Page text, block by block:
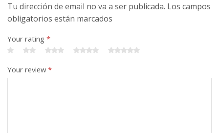
Tu dirección de email no va a ser publicada. Los campos
obligatorios están marcados
Your rating *
Your review*